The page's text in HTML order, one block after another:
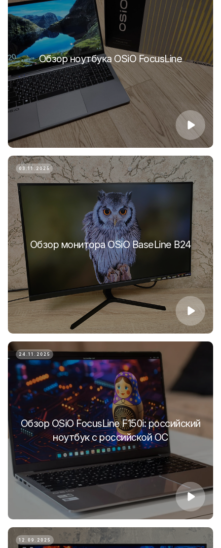
Обзор ноутбука OSiO FocusLine
03.11.2025
Обзор монитора OSiO BaseLine B24
24.11.2025
Обзор OSiO FocusLine F150i: российский
ноутбук с российской ОС
12.09.2025